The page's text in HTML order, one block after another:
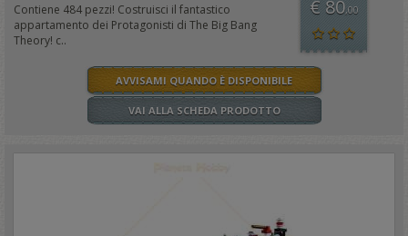
Contiene 484 pezzi! Costruisci il fantastico
appartamento dei Protagonisti di The Big Bang
Theory! c..
€ 80,00
AVVISAMI QUANDO È DISPONIBILE
VAI ALLA SCHEDA PRODOTTO